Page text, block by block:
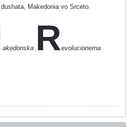
Makedonia vo Srceto.
akedonska Revolucionerna